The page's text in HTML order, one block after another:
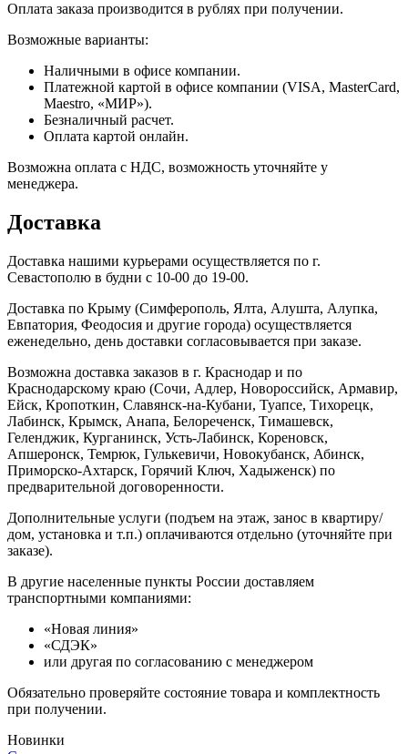
Оплата заказа производится в рублях при получении.
Возможные варианты:
Наличными в офисе компании.
Платежной картой в офисе компании (VISA, MasterCard,
Maestro, «МИР»).
Безналичный расчет.
Оплата картой онлайн.
Возможна оплата с НДС, возможность уточняйте у
менеджера.
Доставка
Доставка нашими курьерами осуществляется по г.
Севастополю в будни с 10-00 до 19-00.
Доставка по Крыму (Симферополь, Ялта, Алушта, Алупка,
Евпатория, Феодосия и другие города) осуществляется
еженедельно, день доставки согласовывается при заказе.
Возможна доставка заказов в г. Краснодар и по
Краснодарскому краю (Сочи, Адлер, Новороссийск, Армавир,
Ейск, Кропоткин, Славянск-на-Кубани, Туапсе, Тихорецк,
Лабинск, Крымск, Анапа, Белореченск, Тимашевск,
Геленджик, Курганинск, Усть-Лабинск, Кореновск,
Апшеронск, Темрюк, Гулькевичи, Новокубанск, Абинск,
Приморско-Ахтарск, Горячий Ключ, Хадыженск) по
предварительной договоренности.
Дополнительные услуги (подъем на этаж, занос в квартиру/
дом, установка и т.п.) оплачиваются отдельно (уточняйте при
заказе).
В другие населенные пункты России доставляем
транспортными компаниями:
«Новая линия»
«СДЭК»
или другая по согласованию с менеджером
Обязательно проверяйте состояние товара и комплектность
при получении.
Новинки